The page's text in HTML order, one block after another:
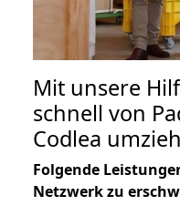
Mit unsere
schnell von
Codlea
Folgende
Netzwerk zu